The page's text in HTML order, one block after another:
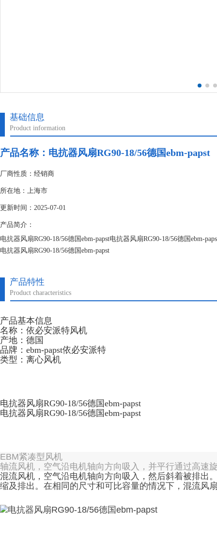
基础信息
Product information
产品名称：电抗器风扇RG90-18/56德国ebm-papst
厂商性质：经销商
所在地：上海市
更新时间：2025-07-01
产品简介：
电抗器风扇RG90-18/56德国ebm-papst电抗器风扇RG90-18/56德国ebm-
电抗器风扇RG90-18/56德国ebm-papst
产品特性
Product characteristics
产品基本信息
名称：依必安派特风机
产地：德国
品牌：ebm-papst依必安派特
类型：离心风机
电抗器风扇RG90-18/56德国ebm-papst
电抗器风扇RG90-18/56德国ebm-papst
EBM紧凑型风机
轴流风机，空气沿电机轴向方向吸入，并平行通过高速
混流风机，空气沿电机轴向方向吸入，然后斜着被排出
缩及排出。在相同的尺寸和可比容量的情况下，混流风